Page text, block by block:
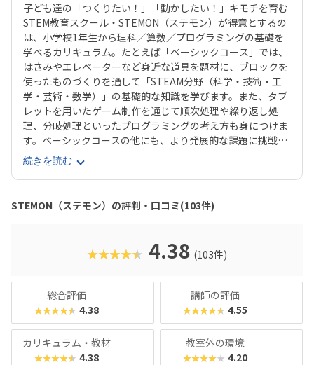
子ども達の「つくりたい！」「動かしたい！」キモチを育む
STEM教育スクール・STEMON（ステモン）が得意とするの
は、小学校1年生から理科／算数／プログラミングの基礎を
学べるカリキュラム。たとえば「ベーシックコース」では、
はさみやエレベーターなど身近な道具を題材に、ブロックを
使ったものづくりを通して「STEAM分野（科学・技術・工
学・芸術・数学）」の基礎的な知識を学びます。また、タブ
レットを用いたゲーム制作を通じて順次処理や繰り返し処
理、分岐処理といったプログラミングの考え方も身につけま
す。ベーシックコースの他にも、より発展的な課題に挑戦す
る「アドバンスコース」、Scratchやロボット制御を学ぶ
「プログラミング＆ロボティクスクラス」など、発達段階に
合わせたカリキュラムがあります。年齢や目的に応じてコー
スが選べるのが嬉しいですね。コエテコでは実際の授業を取
材したのですが、教材のデザインがとても可愛らしく、教室
「何かを作りたい！」という気持ちになれるスクールでし
た。子ども達と先生のコミュニケーションが活発で、授業中
の回りの製品と結びつけて「こんなのもあったよ！」と報告
している子どもがいて、日常生活が学びに変わっているな〜
と感じました。スキルだけでなく、コミュニケーション能力
も育てたい方におすすめです。
続きを読む
STEMON（ステモン）の評判・口コミ(103件)
★★★★★ 4.38 (103件)
総合評価
★★★★★ 4.38
講師の評価
★★★★★ 4.55
カリキュラム・教材
★★★★★ 4.38
教室外の環境
★★★★★ 4.20